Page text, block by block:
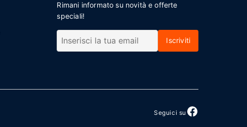
Rimani informato su novità e offerte
speciali!
Iscriviti
Seguici su